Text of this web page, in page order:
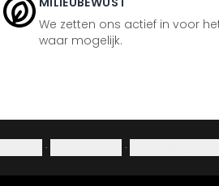
We zetten ons actief in voor
waar mogelijk.
· ·